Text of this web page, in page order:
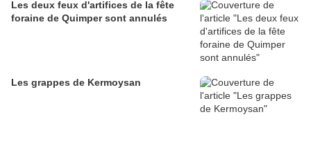
Les deux feux d'artifices de la fête
foraine de Quimper sont annulés
Les grappes de Kermoysan